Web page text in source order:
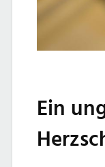
Ein